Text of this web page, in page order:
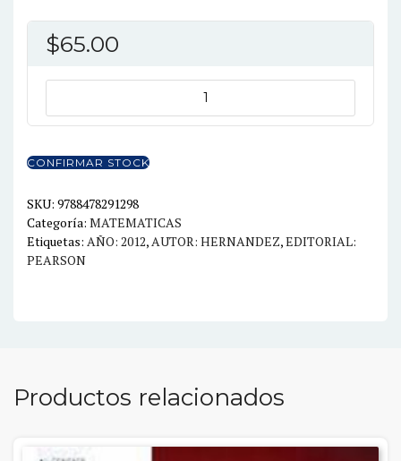
$65.00
GEOMETRIA
cantidad
CONFIRMAR STOCK
SKU: 9788478291298
Categoría: MATEMATICAS
Etiquetas: AÑO: 2012, AUTOR: HERNANDEZ,EDITORIAL:
PEARSON
Productos relacionados